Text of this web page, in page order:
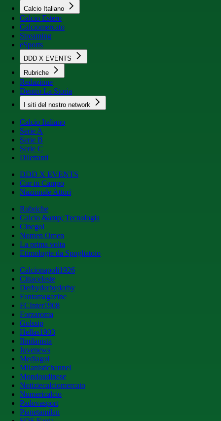
Calcio Italiano
Calcio Estero
Calciomercato
Streaming
eSports
DDD X EVENTS
Rubriche
Redazione
Dentro La Storia
I siti del nostro network
Calcio Italiano
Serie A
Serie B
Serie C
Dilettanti
DDD X EVENTS
Cur in Campo
Nazionale Attori
Rubriche
Calcio &amp; Tecnologia
Cinegol
Nomen Omen
La prima volta
Etimologie da Spogliatoio
Calcionapoli1926
Cittaceleste
Derbyderbyderby
Fantamagazine
FCInter1908
Forzaroma
Golssip
Hellas1903
Ilmilanista
Juvenews
Mediagol
Milanistichannel
Mondoudinese
Notiziecalciomercato
Numericalcio
Padovasport
Pianetamilan